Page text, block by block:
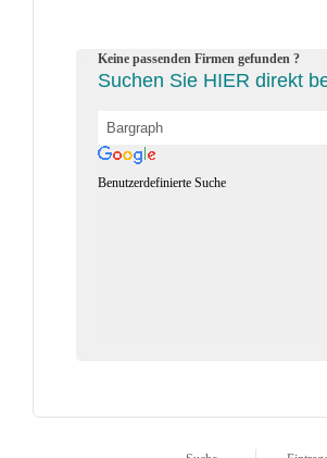
Keine passenden Firmen gefunden ?
Suchen Sie HIER direkt
Benutzerdefinierte Suche